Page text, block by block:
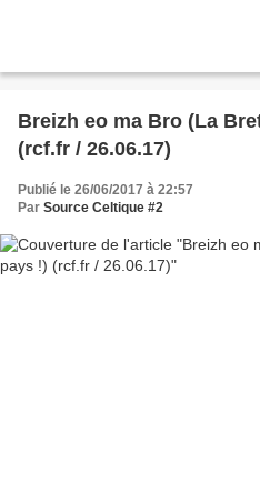
Breizh eo ma Bro (La
(rcf.fr / 26.06.17)
Publié le 26/06/2017 à 22:57
Par Source Celtique #2